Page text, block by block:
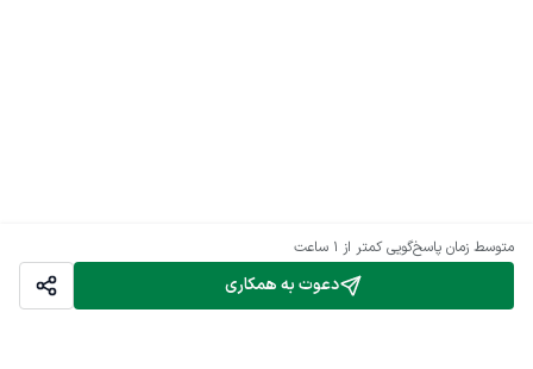
دعوت به همکاری
متوسط زمان پاسخ‌گویی کمتر از 1 ساعت